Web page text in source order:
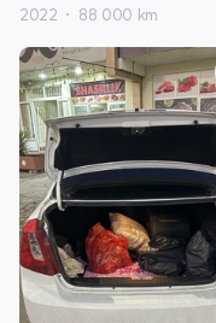
2022 88 000 km